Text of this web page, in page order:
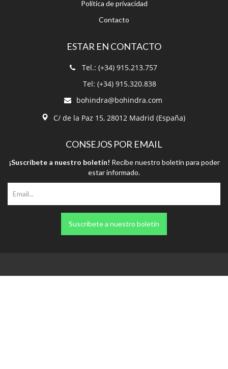
ESTAR EN CONTACTO
Tel.: (+34) 915.213.757
Tel: (+34) 915.320.838
CONSEJOS POR EMAIL
¡Suscríbete a nuestro boletín!Recibe nuestro boletín para poder
Suscríbete a nuestro boletín